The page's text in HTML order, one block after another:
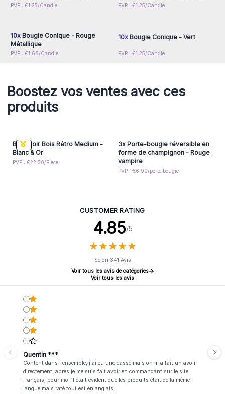
PVP : €1.25/Candle PVP : €1.25/Candle
Connectez-vous ou
10xBougie Conique - Rouge
Métallique
PVP : €1.68/Candle
Connectez-vous ou
10xBougie Conique - Vert
PVP : €1.25/Candle
Boostez vos ventes avec ces
produits
Bougeoir Bois Rétro Medium -
Blanc & Or
PVP : €22.50/Piece
3xPorte-bougie réversible en
forme de champignon - Rouge
vampire
PVP : €6.90/porte bougie
CUSTOMER RATING
4.85/5
★★★★★
★★★★★
Selon 341 Avis
Voir tous les avis de catégories
Voir tous les avis
Quentin ***
Content dans l ensemble, j ai eu une cassé mais on m a fait un avoir
directement, après je me suis fait avoir en commandant sur le site
français, pour moi il était évident que les produits était de la même
langue mais raté tout est en anglais.